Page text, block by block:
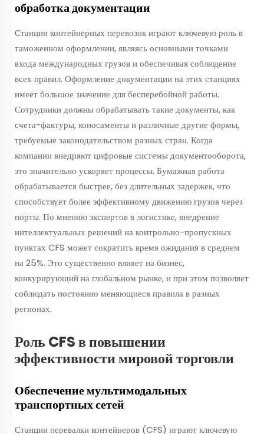
обработка документации
Станции контейнерных перевозок играют ключевую роль в
таможенном оформлении, являясь основными точками
входа международных грузов и обеспечивая соблюдение
всех правил. Оформление документации на этих станциях
имеет большое значение для бесперебойной работы.
Сотрудники должны обрабатывать такие документы, как
счета-фактуры, коносаменты и различные другие формы,
требуемые законодательством разных стран. Когда
компании внедряют цифровые системы документооборота,
это значительно ускоряет процессы. Бумажная работа
обрабатывается быстрее, без длительных задержек, что
способствует более эффективному движению грузов через
порты. По мнению экспертов в логистике, внедрение
интеллектуальных решений на контрольно-пропускных
пунктах CFS может сократить время ожидания в среднем
на 25%. Это существенно влияет на бизнес,
конкурирующий на глобальном рынке, и при этом позволяет
соблюдать постоянно меняющиеся правила в разных
регионах.
Роль CFS в повышении
эффективности мировой торговли
Обеспечение мультимодальных
транспортных сетей
Станции перевалки контейнеров (CFS) играют ключевую